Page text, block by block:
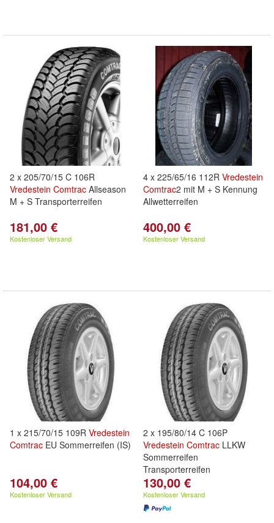
2 x 205/70/15 C 106R
Vredestein Comtrac Allseason
M + S Transporterreifen
181,00 €
Kostenloser Versand
4 x 225/65/16 112R Vredestein
Comtrac2 mit M + S Kennung
Allwetterreifen
400,00 €
Kostenloser Versand
1 x 215/70/15 109R Vredestein
Comtrac EU Sommerreifen (IS)
104,00 €
Kostenloser Versand
2 x 195/80/14 C 106P
Vredestein Comtrac LLKW
Sommerreifen
Transporterreifen
130,00 €
Kostenloser Versand